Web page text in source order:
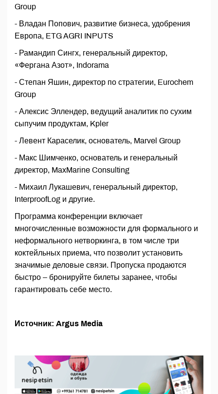
Group
- Владан Попович, развитие бизнеса, удобрения
Европа, ETG AGRI INPUTS
- Рамандип Сингх, генеральный директор,
«Фергана Азот», Indorama
- Степан Яшин, директор по стратегии, Eurochem
Group
- Алексис Эллендер, ведущий аналитик по сухим
сыпучим продуктам, Kpler
- Левент Караселик, основатель, Marvel Group
- Макс Шимченко, основатель и генеральный
директор, MaxMarine Consulting
- Михаил Лукашевич, генеральный директор,
InterproofLog и другие.
Программа конференции включает
многочисленные возможности для формального и
неформального нетворкинга, в том числе три
коктейльных приема, что позволит установить
значимые деловые связи. Пропуска продаются
быстро – бронируйте билеты заранее, чтобы
гарантировать себе место.
Источник: Argus Media